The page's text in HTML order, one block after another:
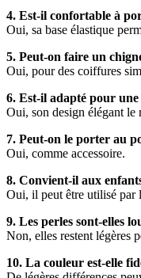
4. Est-il confortable à
Oui, sa base élastique
5. Peut-on faire un
Oui, pour des coiffures
6. Est-il adapté pour une
Oui, son design élégant le
7. Peut-on le porter au
Oui, comme accessoire.
8. Convient-il aux
Oui, il peut être utilisé par
9. Les perles sont-elles
Non, elles restent légères
10. La couleur est-elle